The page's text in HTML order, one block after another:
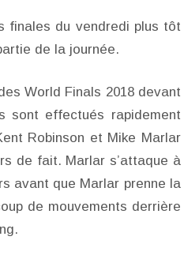
finales du vendredi plus tôt
de la journée.
World Finals 2018 devant
sont effectués rapidement
Robinson et Mike Marlar
de fait. Marlar s’attaque à
avant que Marlar prenne la
de mouvements derrière